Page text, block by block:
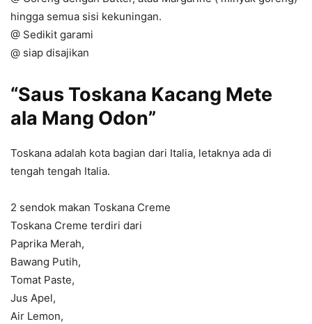
hingga semua sisi kekuningan.
@ Sedikit garami
@ siap disajikan
“Saus Toskana Kacang Mete
ala Mang Odon”
Toskana adalah kota bagian dari Italia, letaknya ada di
tengah tengah Italia.
2 sendok makan Toskana Creme
Toskana Creme terdiri dari
Paprika Merah,
Bawang Putih,
Tomat Paste,
Jus Apel,
Air Lemon,